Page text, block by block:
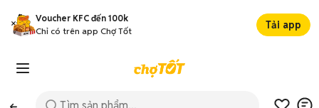
Voucher KFC đến 100k
Chỉ có trên app Chợ Tốt
Tải app